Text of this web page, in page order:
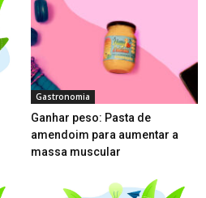
Gastronomia
Ganhar peso: Pasta de
amendoim para aumentar a
massa muscular